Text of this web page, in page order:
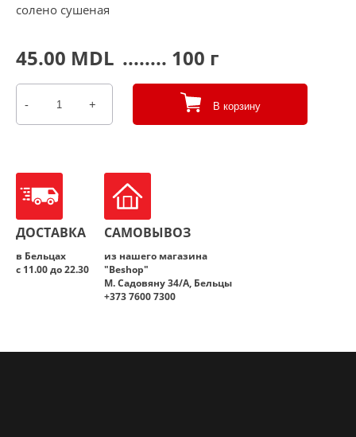
солено сушенaя
45.00 MDL ........ 100 г
Количество
соломка
- + В корзину
ДОСТАВКА
в Бельцах
с 11.00 до 22.30
САМОВЫВОЗ
из нашего магазина
"Beshop"
M. Садовяну 34/A, Бельцы
+373 7600 7300